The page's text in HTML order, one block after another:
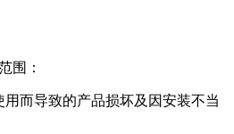
围：
而导致的产品损坏及因安装不当